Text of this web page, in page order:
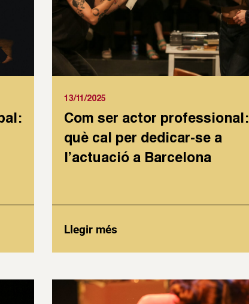
13/11/2025
Com ser actor professional:
què cal per dedicar-se a
l’actuació a Barcelona
Llegir més